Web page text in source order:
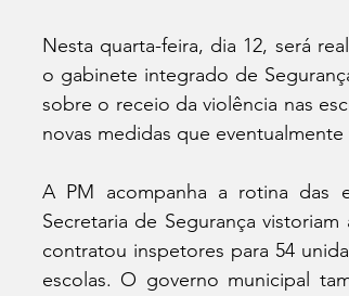
Nesta quarta-feira, dia 12, será
o gabinete integrado de
sobre o receio da violência nas
novas medidas que
A PM acompanha a rotina das
Secretaria de Segurança
contratou inspetores para 54
escolas. O governo municipal